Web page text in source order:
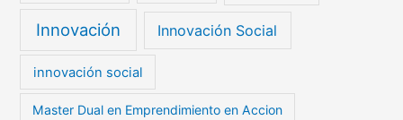
Innovación Innovación Social
innovación social
Master Dual en Emprendimiento en Accion